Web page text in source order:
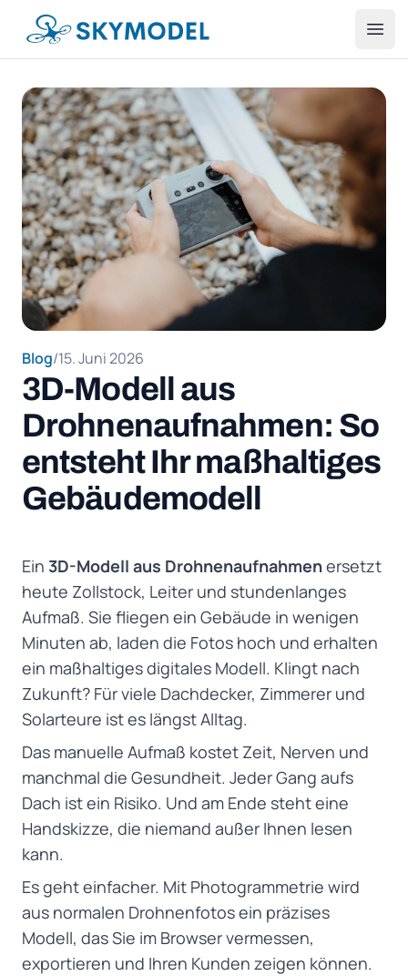
SKYMODEL
Blog/15. Juni 2026
3D-Modell aus
Drohnenaufnahmen: So
entsteht Ihr maßhaltiges
Gebäudemodell
Ein 3D-Modell aus Drohnenaufnahmenersetzt
heute Zollstock, Leiter und stundenlanges
Aufmaß. Sie fliegen ein Gebäude in wenigen
Minuten ab, laden die Fotos hoch und erhalten
ein maßhaltiges digitales Modell. Klingt nach
Zukunft? Für viele Dachdecker, Zimmerer und
Solarteure ist es längst Alltag.
Das manuelle Aufmaß kostet Zeit, Nerven und
manchmal die Gesundheit. Jeder Gang aufs
Dach ist ein Risiko. Und am Ende steht eine
Handskizze, die niemand außer Ihnen lesen
kann.
Es geht einfacher. Mit Photogrammetrie wird
aus normalen Drohnenfotos ein präzises
Modell, das Sie im Browser vermessen,
exportieren und Ihren Kunden zeigen können.